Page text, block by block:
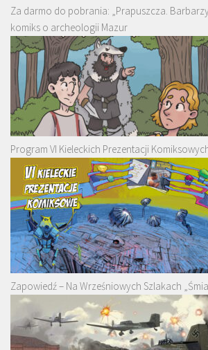
Za darmo do pobrania: „Prapuszcza.
komiks o archeologii Mazur
Program VI Kieleckich Prezentacji
Zapowiedź – Na Wrześniowych Szlakach